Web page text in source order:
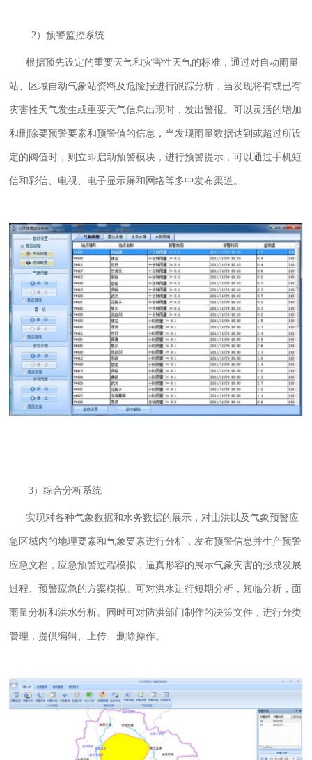
2）预警监控系统
根据预先设定的重要天气和灾害性天气的标准，通过对自动雨量
站、区域自动气象站资料及危险报进行跟踪分析，当发现将有或已有
灾害性天气发生或重要天气信息出现时，发出警报。可以灵活的增加
和删除要预警要素和预警值的信息，当发现雨量数据达到或超过所设
定的阀值时，则立即启动预警模块，进行预警提示，可以通过手机短
信和彩信、电视、电子显示屏和网络等多中发布渠道。
3）综合分析系统
实现对各种气象数据和水务数据的展示，对山洪以及气象预警应
急区域内的地理要素和气象要素进行分析，发布预警信息并生产预警
应急文档，应急预警过程模拟，逼真形容的展示气象灾害的形成发展
过程、预警应急的方案模拟。可对洪水进行短期分析，短临分析，面
雨量分析和洪水分析。同时可对防洪部门制作的决策文件，进行分类
管理，提供编辑、上传、删除操作。